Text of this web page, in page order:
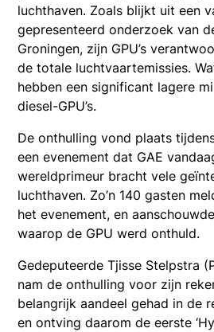
luchthaven. Zoals blijkt uit een
gepresenteerd onderzoek van
Groningen, zijn GPU’s
de totale luchtvaartemissies.
hebben een significant lagere
diesel-GPU’s.
De onthulling vond plaats
een evenement dat GAE
wereldprimeur bracht vele
luchthaven. Zo’n 140 gasten
het evenement, en
waarop de GPU werd onthuld.
Gedeputeerde Tjisse Stelpstra
nam de onthulling voor zijn
belangrijk aandeel gehad in de
en ontving daarom de eerste